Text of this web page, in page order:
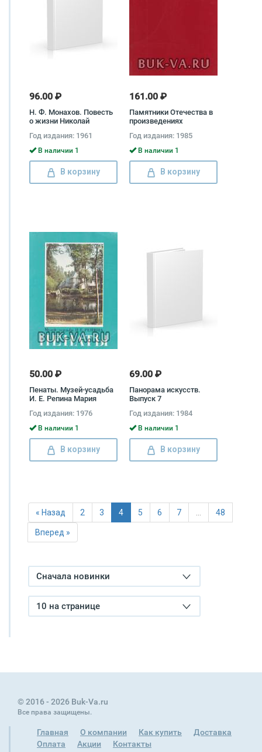
96.00 ₽
Н. Ф. Монахов. Повесть
о жизни Николай
Год издания: 1961
В наличии 1
В корзину
161.00 ₽
Памятники Отечества в
произведениях
Федерации. Альбом
Год издания: 1985
В наличии 1
В корзину
50.00 ₽
Пенаты. Музей-усадьба
И. Е. Репина Мария
Кириллина, Елена
Левенфиш, Галина
Прибульская
Год издания: 1976
В наличии 1
В корзину
69.00 ₽
Панорама искусств.
Выпуск 7
Год издания: 1984
В наличии 1
В корзину
« Назад 2 3 4 5 6 7 … 48
Вперед »
Сначала новинки
10 на странице
© 2016 - 2026 Buk-Va.ru
Все права защищены.
Главная О компании Как купить
Доставка
Оплата
Акции Контакты